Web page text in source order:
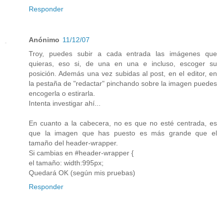
Responder
Anónimo 11/12/07
Troy, puedes subir a cada entrada las imágenes que
quieras, eso si, de una en una e incluso, escoger su
posición. Además una vez subidas al post, en el editor, en
la pestaña de "redactar" pinchando sobre la imagen puedes
encogerla o estirarla.
Intenta investigar ahí...
En cuanto a la cabecera, no es que no esté centrada, es
que la imagen que has puesto es más grande que el
tamaño del header-wrapper.
Si cambias en #header-wrapper {
el tamaño: width:995px;
Quedará OK (según mis pruebas)
Responder